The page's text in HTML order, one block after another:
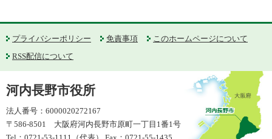
プライバシーポリシー 免責事項
このホームページについて
RSS配信について
河内長野市役所
法人番号：6000020272167
〒586-8501 大阪府河内長野市原町一丁目1番1号